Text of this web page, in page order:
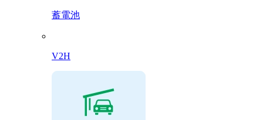
蓄電池
V2H